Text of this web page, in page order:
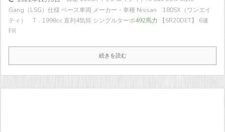
Gang（LSG）仕様 ベース車両 メーカー・車種 Nissan 180SX（ワンエイ
ティ） T ...1998cc 直列4気筒 シングルターボ492馬力 【SR20DET】 6速
FR
続きを読む